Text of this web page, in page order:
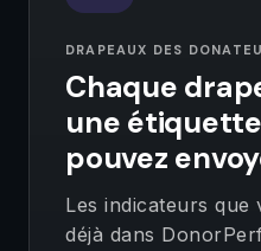
DRAPEAUX DES
Chaque
une
pouvez
Les indicateurs que
déjà dans